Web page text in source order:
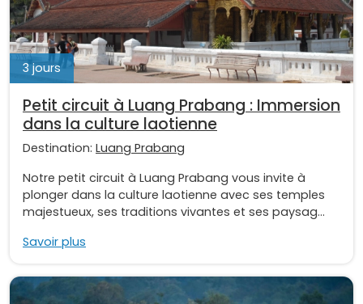
3 jours
Petit circuit à Luang Prabang : Immersion
dans la culture laotienne
Destination: Luang Prabang
Notre petit circuit à Luang Prabang vous invite à
plonger dans la culture laotienne avec ses temples
majestueux, ses traditions vivantes et ses paysag...
Savoir plus